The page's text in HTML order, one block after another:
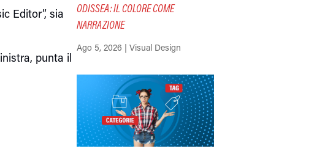
Editor”, sia
punta il
ODISSEA: IL COLORE COME
NARRAZIONE
Ago 5, 2026 | Visual Design